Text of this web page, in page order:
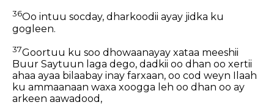
36Oo intuu socday, dharkoodii ayay jidka ku
gogleen.
37Goortuu ku soo dhowaanayay xataa meeshii
Buur Saytuun laga dego, dadkii oo dhan oo xertii
ahaa ayaa bilaabay inay farxaan, oo cod weyn Ilaah
ku ammaanaan waxa xoogga leh oo dhan oo ay
arkeen aawadood,